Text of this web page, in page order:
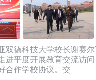
双德科技大学校长谢赛尔
进平度开展教育交流访
合作学校协议。交